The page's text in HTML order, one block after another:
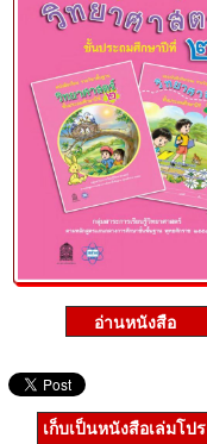
เก็บเป็นหนังสือเล่มโป